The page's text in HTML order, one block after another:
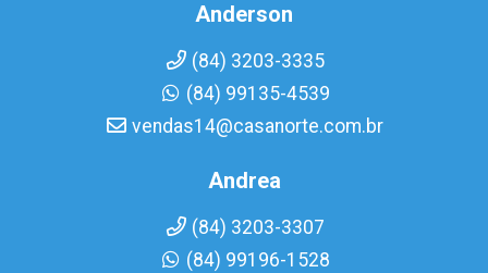
Anderson
(84) 3203-3335
(84) 99135-4539
vendas14@casanorte.com.br
Andrea
(84) 3203-3307
(84) 99196-1528